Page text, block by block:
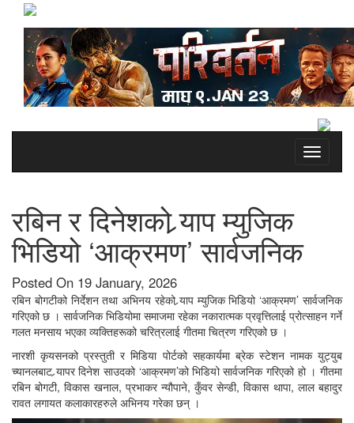
Toggle
रबिन र दिनेशको र्‍याप म्युजिक
भिडियो ‘आक्रमण’ सार्वजनिक
Posted On 19 January, 2026
रबिन बोगटीको निर्देशन तथा अभिनय रहेको र्‍याप म्युजिक भिडियो ‘आक्रमण’ सार्वजनिक
गरिएको छ । सार्वजनिक भिडियोमा समाजमा रहेका नकारात्मक प्रवृत्तिलाई प्रोत्साहन गर्ने
गलत मनसाय भएका व्यक्तिहरूको चरित्रलाई गीतमा चित्रण गरिएको छ ।
नारशी कृयसनको प्रस्तुती र मिडिया पोर्टको सहकार्यमा ब्रेक स्टेशन नामक युट्युब
च्यानलबाट र्‍यापर दिनेश साउदको ‘आक्रमण’को भिडियो सार्वजनिक गरिएको हो । गीतमा
रबिन बोगटी, विकास खनाल, प्रभाकर न्यौपाने, कुँवर सेन्डी, विकास थापा, लाल बहादुर
रावत लगायत कलाकारहरुले अभिनय गरेका छन् ।